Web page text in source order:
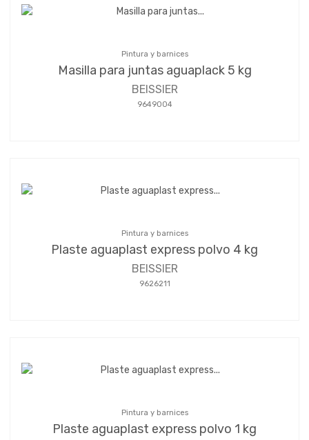
Pintura y barnices
Masilla para juntas aguaplack 5 kg
BEISSIER
9649004
Pintura y barnices
Plaste aguaplast express polvo 4 kg
BEISSIER
9626211
Pintura y barnices
Plaste aguaplast express polvo 1 kg